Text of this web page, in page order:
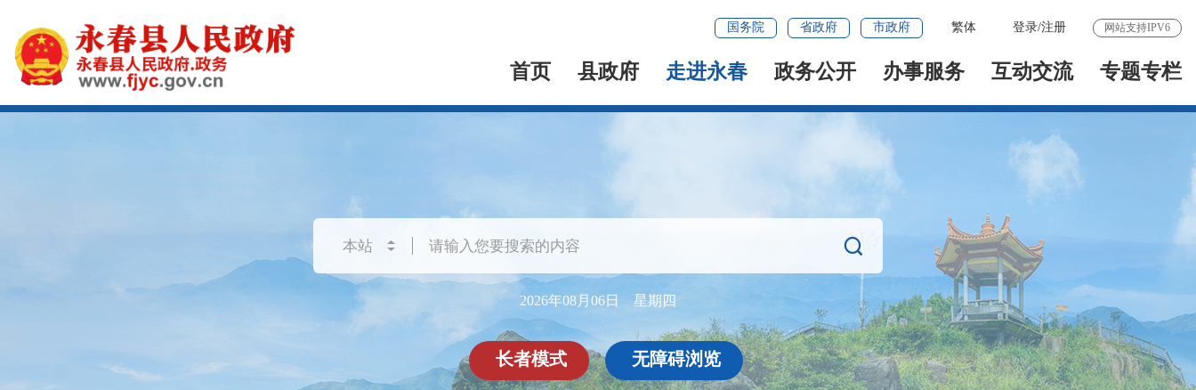
国务院 省政府 市政府 繁体 登录/注册 网站支持IPV6
首页 县政府 走进永春 政务公开 办事服务 互动交流 专题专栏

2026年08月06日 星期四
长者模式 无障碍浏览